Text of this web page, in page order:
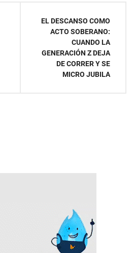
EL DESCANSO COMO
ACTO SOBERANO:
CUANDO LA
GENERACIÓN Z DEJA
DE CORRER Y SE
MICRO JUBILA